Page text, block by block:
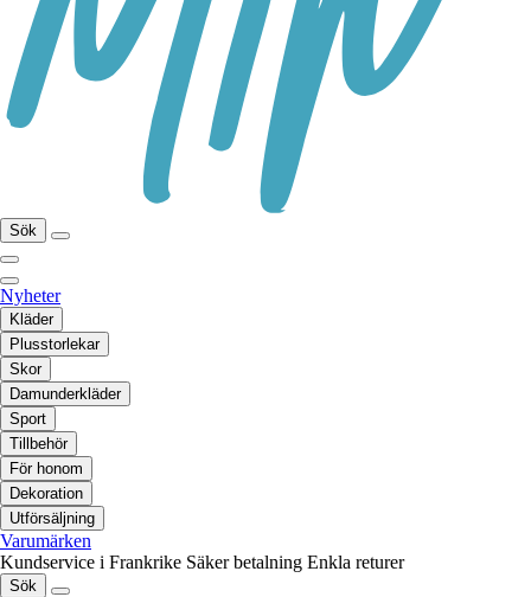
Sök
Nyheter
Kläder
Plusstorlekar
Skor
Damunderkläder
Sport
Tillbehör
För honom
Dekoration
Utförsäljning
Varumärken
Kundservice i Frankrike Säker betalning Enkla returer
Sök